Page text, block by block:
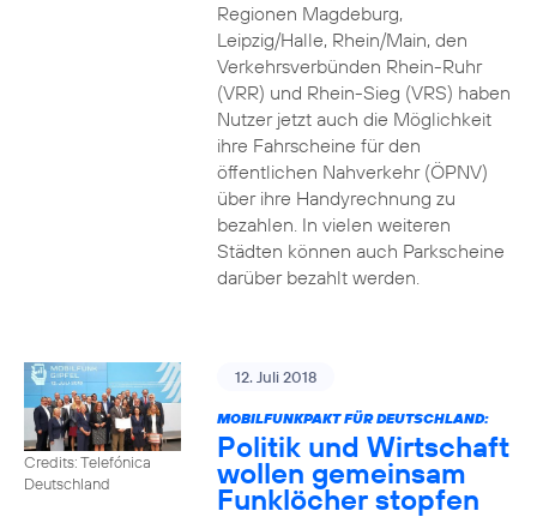
Regionen Magdeburg,
Leipzig/Halle, Rhein/Main, den
Verkehrsverbünden Rhein-Ruhr
(VRR) und Rhein-Sieg (VRS) haben
Nutzer jetzt auch die Möglichkeit
ihre Fahrscheine für den
öffentlichen Nahverkehr (ÖPNV)
über ihre Handyrechnung zu
bezahlen. In vielen weiteren
Städten können auch Parkscheine
darüber bezahlt werden.
Credits: Telefónica
Deutschland
12. Juli 2018
MOBILFUNKPAKT FÜR DEUTSCHLAND:
Politik und Wirtschaft
wollen gemeinsam
Funklöcher stopfen